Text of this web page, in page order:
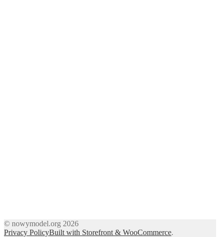
© nowymodel.org 2026
Privacy PolicyBuilt with Storefront & WooCommerce.